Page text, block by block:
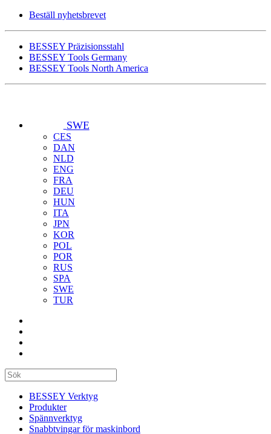
Beställ nyhetsbrevet
BESSEY Präzisionsstahl
BESSEY Tools Germany
BESSEY Tools North America
SWE
CES
DAN
NLD
ENG
FRA
DEU
HUN
ITA
JPN
KOR
POL
POR
RUS
SPA
SWE
TUR
BESSEY Verktyg
Produkter
Spännverktyg
Snabbtvingar för maskinbord